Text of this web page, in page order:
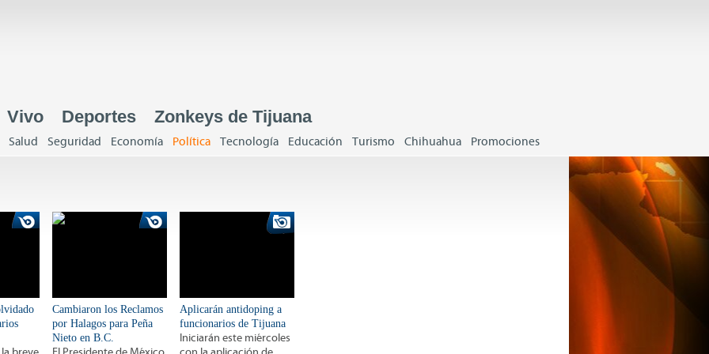
Vivo Deportes Zonkeys de Tijuana
Salud Seguridad Economía Política Tecnología Educación Turismo Chihuahua Promociones
Cambiaron los Reclamos
por Halagos para Peña
Nieto en B.C.
Aplicarán antidoping a
funcionarios de Tijuana
Iniciarán este miércoles